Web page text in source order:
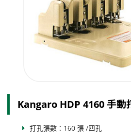
Kangaro HDP 4160 手動
打孔張數：160 張 /四孔